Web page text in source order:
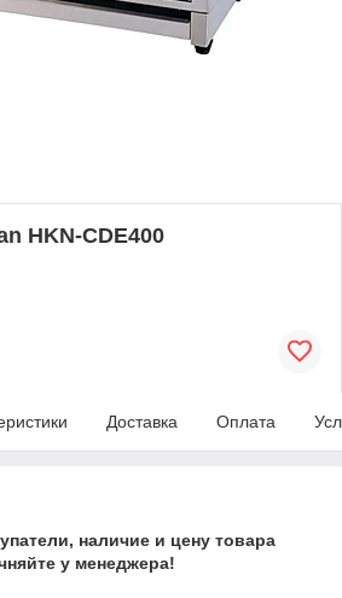
HKN-CDE400
Доставка Оплата
наличие и цену товара
у менеджера!